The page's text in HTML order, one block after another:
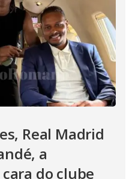
Real Madrid
a
do clube